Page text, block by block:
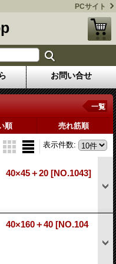
PCサイト
お問い合せ
一覧
順 売れ筋順
表示件数:
＋20 [NO.1043]
＋40 [NO.104